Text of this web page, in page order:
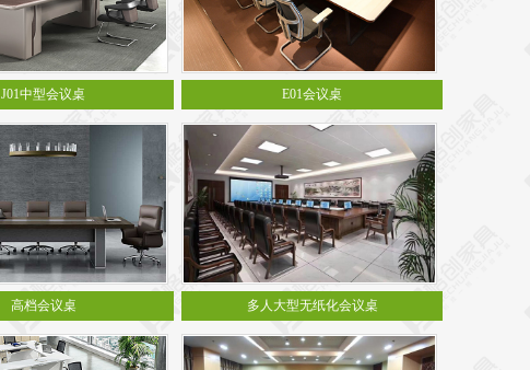
J01中型会议桌 E01会议桌
高档会议桌 多人大型无纸化会议桌